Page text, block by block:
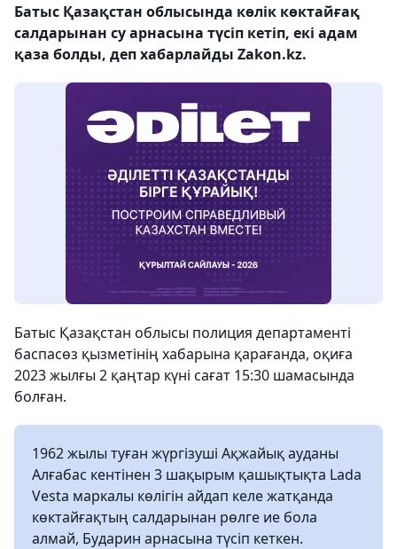
Батыс Қазақстан облысында көлік көктайғақ
салдарынан су арнасына түсіп кетіп, екі адам
қаза болды, деп хабарлайды Zakon.kz.
Батыс Қазақстан облысы полиция департаменті
баспасөз қызметінің хабарына қарағанда, оқиға
2023 жылғы 2 қаңтар күні сағат 15:30 шамасында
болған.
1962 жылы туған жүргізуші Ақжайық ауданы
Алғабас кентінен 3 шақырым қашықтықта Lada
Vesta маркалы көлігін айдап келе жатқанда
көктайғақтың салдарынан рөлге ие бола
алмай, Бударин арнасына түсіп кеткен.